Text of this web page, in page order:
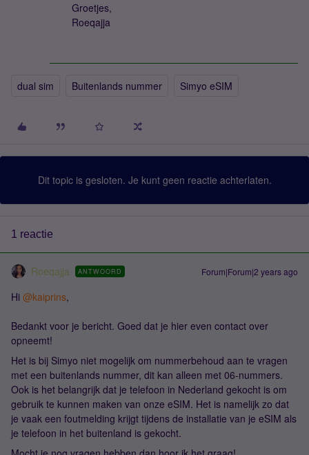
Groetjes,
Roeqajja
dual sim Buitenlands nummer Simyo eSIM
Dit topic is gesloten. Je kunt geen reactie achterlaten.
1 reactie
Roeqajja ANTWOORD Forum|Forum|2 years ago
Hi @kaiprins,
Bedankt voor je bericht. Goed dat je hier even contact over
opneemt!
Het is bij Simyo niet mogelijk om nummerbehoud aan te vragen
met een buitenlands nummer, dit kan alleen met 06-nummers.
Ook is het belangrijk dat je telefoon in Nederland gekocht is om
gebruik te kunnen maken van onze eSIM. Het is namelijk zo dat
je vaak een foutmelding krijgt tijdens de installatie van je eSIM als
je telefoon in het buitenland is gekocht.